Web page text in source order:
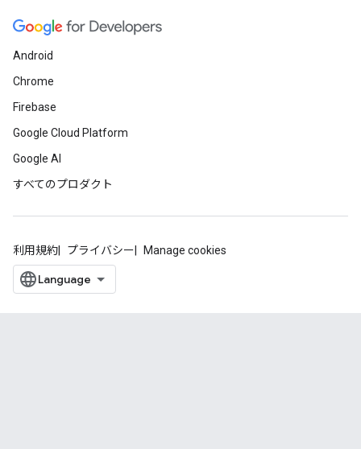
Android
Chrome
Firebase
Google Cloud Platform
Google AI
すべてのプロダクト
利用規約 プライバシー Manage cookies